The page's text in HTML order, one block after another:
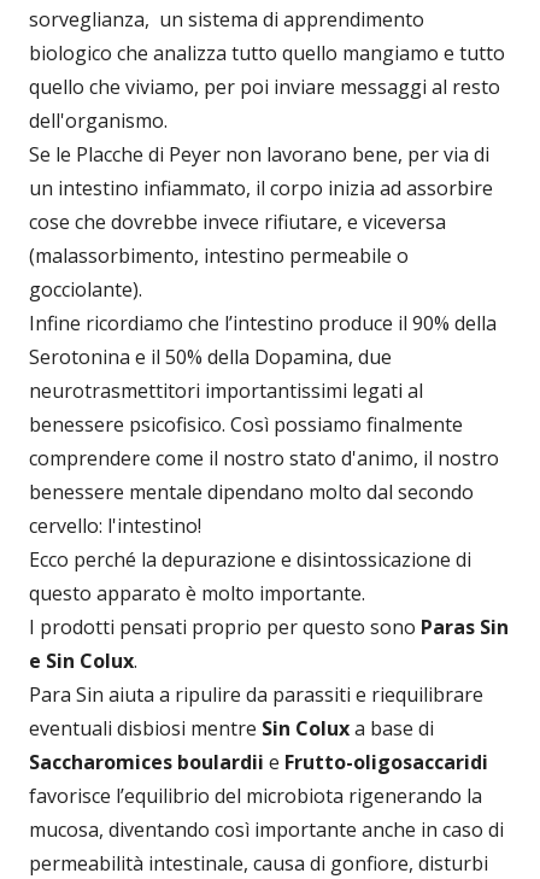
sorveglianza, un sistema di apprendimento
biologico che analizza tutto quello mangiamo e tutto
quello che viviamo, per poi inviare messaggi al resto
dell'organismo.
Se le Placche di Peyer non lavorano bene, per via di
un intestino infiammato, il corpo inizia ad assorbire
cose che dovrebbe invece rifiutare, e viceversa
(malassorbimento, intestino permeabile o
gocciolante).
Infine ricordiamo che l’intestino produce il 90% della
Serotonina e il 50% della Dopamina, due
neurotrasmettitori importantissimi legati al
benessere psicofisico. Così possiamo finalmente
comprendere come il nostro stato d'animo, il nostro
benessere mentale dipendano molto dal secondo
cervello: l'intestino!
Ecco perché la depurazione e disintossicazione di
questo apparato è molto importante.
I prodotti pensati proprio per questo sono Paras Sin
e Sin Colux.
Para Sin aiuta a ripulire da parassiti e riequilibrare
eventuali disbiosi mentre Sin Coluxa base di
Saccharomices boulardii e Frutto-oligosaccaridi
favorisce l’equilibrio del microbiota rigenerando la
mucosa, diventando così importante anche in caso di
permeabilità intestinale, causa di gonfiore, disturbi